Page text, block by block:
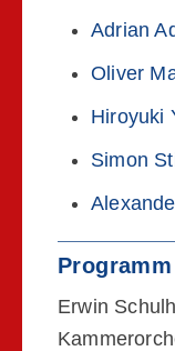
Adrian
Oliver
Hiroyuki
Simon
Programm
Erwin